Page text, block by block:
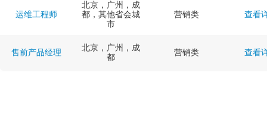
运维工程师
北京，广州，成
都，其他省会城
市
营销类 查看
售前产品经理
北京，广州，成
都
营销类 查看